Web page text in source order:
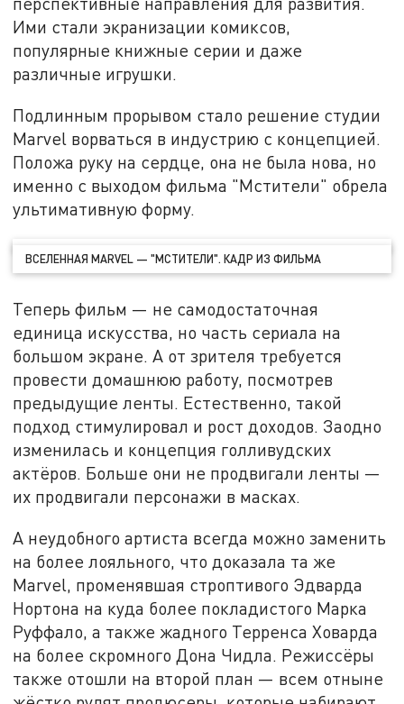
Ими стали экранизации комиксов,
популярные книжные серии и даже
различные игрушки.
Подлинным прорывом стало решение студии
Marvel ворваться в индустрию с концепцией.
Положа руку на сердце, она не была нова, но
именно с выходом фильма "Мстители" обрела
ультимативную форму.
ВСЕЛЕННАЯ MARVEL — "МСТИТЕЛИ". КАДР ИЗ ФИЛЬМА
Теперь фильм — не самодостаточная
единица искусства, но часть сериала на
большом экране. А от зрителя требуется
провести домашнюю работу, посмотрев
предыдущие ленты. Естественно, такой
подход стимулировал и рост доходов. Заодно
изменилась и концепция голливудских
актёров. Больше они не продвигали ленты —
их продвигали персонажи в масках.
А неудобного артиста всегда можно заменить
на более лояльного, что доказала та же
Marvel, променявшая строптивого Эдварда
Нортона на куда более покладистого Марка
Руффало, а также жадного Терренса Ховарда
на более скромного Дона Чидла. Режиссёры
также отошли на второй план — всем отныне